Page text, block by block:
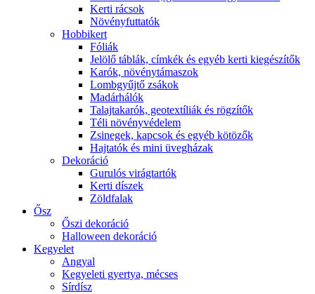
Kerti rácsok
Növényfuttatók
Hobbikert
Fóliák
Jelölő táblák, címkék és egyéb kerti kiegészítők
Karók, növénytámaszok
Lombgyűjtő zsákok
Madárhálók
Talajtakarók, geotextíliák és rögzítők
Téli növényvédelem
Zsinegek, kapcsok és egyéb kötözők
Hajtatók és mini üvegházak
Dekoráció
Gurulós virágtartók
Kerti díszek
Zöldfalak
Ősz
Őszi dekoráció
Halloween dekoráció
Kegyelet
Angyal
Kegyeleti gyertya, mécses
Sírdísz